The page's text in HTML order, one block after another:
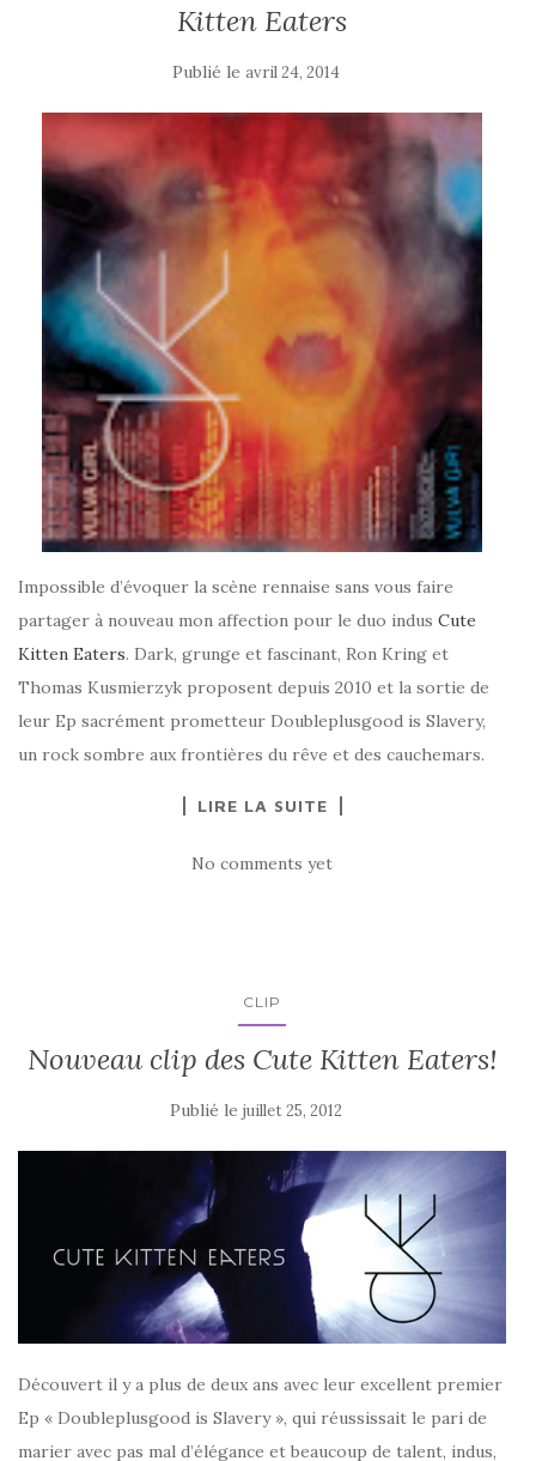
Kitten Eaters
Publié le avril 24, 2014
Impossible d’évoquer la scène rennaise sans vous faire
partager à nouveau mon affection pour le duo indus Cute
Kitten Eaters. Dark, grunge et fascinant, Ron Kring et
Thomas Kusmierzyk proposent depuis 2010 et la sortie de
leur Ep sacrément prometteur Doubleplusgood is Slavery,
un rock sombre aux frontières du rêve et des cauchemars.
LIRE LA SUITE
No comments yet
CLIP
Nouveau clip des Cute Kitten Eaters!
Publié le juillet 25, 2012
Découvert il y a plus de deux ans avec leur excellent premier
Ep « Doubleplusgood is Slavery », qui réussissait le pari de
marier avec pas mal d’élégance et beaucoup de talent, indus,